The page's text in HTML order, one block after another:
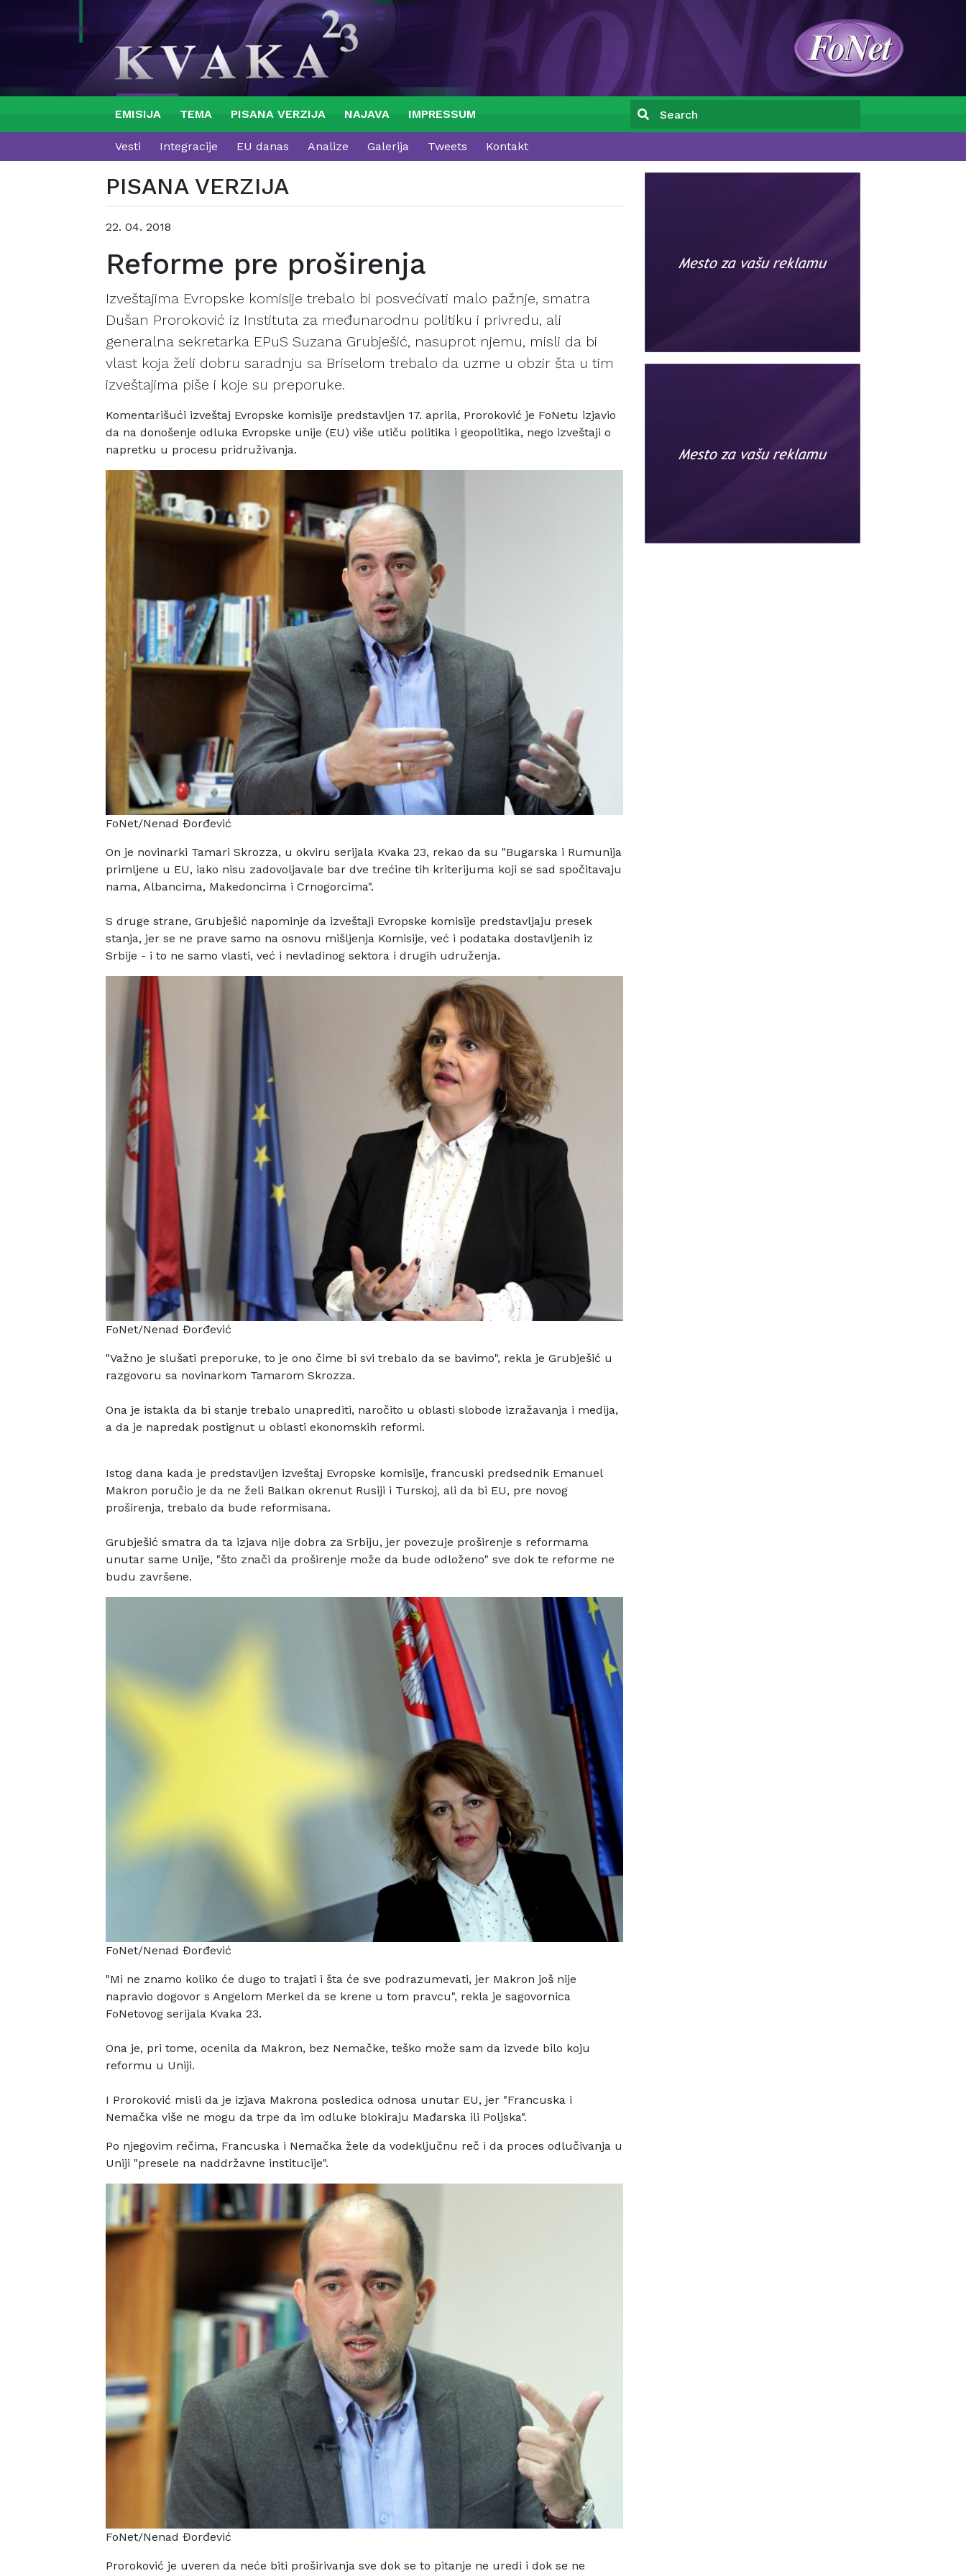
EMISIJA TEMA PISANA VERZIJA NAJAVA IMPRESSUM
Vesti Integracije EU danas Analize Galerija Tweets Kontakt
PISANA VERZIJA
22. 04. 2018
Reforme pre proširenja
Izveštajima Evropske komisije trebalo bi posvećivati malo pažnje, smatra
Dušan Proroković iz Instituta za međunarodnu politiku i privredu, ali
generalna sekretarka EPuS Suzana Grubješić, nasuprot njemu, misli da bi
vlast koja želi dobru saradnju sa Briselom trebalo da uzme u obzir šta u tim
izveštajima piše i koje su preporuke.
Komentarišući izveštaj Evropske komisije predstavljen 17. aprila, Proroković je FoNetu izjavio
da na donošenje odluka Evropske unije (EU) više utiču politika i geopolitika, nego izveštaji o
napretku u procesu pridruživanja.
FoNet/Nenad Đorđević
On je novinarki Tamari Skrozza, u okviru serijala Kvaka 23, rekao da su "Bugarska i Rumunija
primljene u EU, iako nisu zadovoljavale bar dve trećine tih kriterijuma koji se sad spočitavaju
nama, Albancima, Makedoncima i Crnogorcima".
S druge strane, Grubješić napominje da izveštaji Evropske komisije predstavljaju presek
stanja, jer se ne prave samo na osnovu mišljenja Komisije, već i podataka dostavljenih iz
Srbije - i to ne samo vlasti, već i nevladinog sektora i drugih udruženja.
FoNet/Nenad Đorđević
"Važno je slušati preporuke, to je ono čime bi svi trebalo da se bavimo", rekla je Grubješić u
razgovoru sa novinarkom Tamarom Skrozza.
Ona je istakla da bi stanje trebalo unaprediti, naročito u oblasti slobode izražavanja i medija,
a da je napredak postignut u oblasti ekonomskih reformi.
Istog dana kada je predstavljen izveštaj Evropske komisije, francuski predsednik Emanuel
Makron poručio je da ne želi Balkan okrenut Rusiji i Turskoj, ali da bi EU, pre novog
proširenja, trebalo da bude reformisana.
Grubješić smatra da ta izjava nije dobra za Srbiju, jer povezuje proširenje s reformama
unutar same Unije, "što znači da proširenje može da bude odloženo" sve dok te reforme ne
budu završene.
FoNet/Nenad Đorđević
"Mi ne znamo koliko će dugo to trajati i šta će sve podrazumevati, jer Makron još nije
napravio dogovor s Angelom Merkel da se krene u tom pravcu", rekla je sagovornica
FoNetovog serijala Kvaka 23.
Ona je, pri tome, ocenila da Makron, bez Nemačke, teško može sam da izvede bilo koju
reformu u Uniji.
I Proroković misli da je izjava Makrona posledica odnosa unutar EU, jer "Francuska i
Nemačka više ne mogu da trpe da im odluke blokiraju Mađarska ili Poljska".
Po njegovim rečima, Francuska i Nemačka žele da vodeključnu reč i da proces odlučivanja u
Uniji "presele na naddržavne institucije".
FoNet/Nenad Đorđević
Proroković je uveren da neće biti proširivanja sve dok se to pitanje ne uredi i dok se ne